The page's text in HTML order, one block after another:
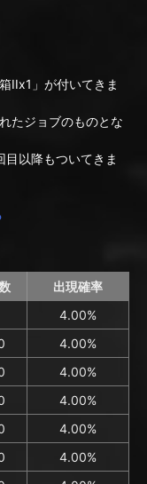
」が付いてきま
ジョブのものとな
以降もついてきま
出現確率
4.00%
4.00%
4.00%
4.00%
4.00%
4.00%